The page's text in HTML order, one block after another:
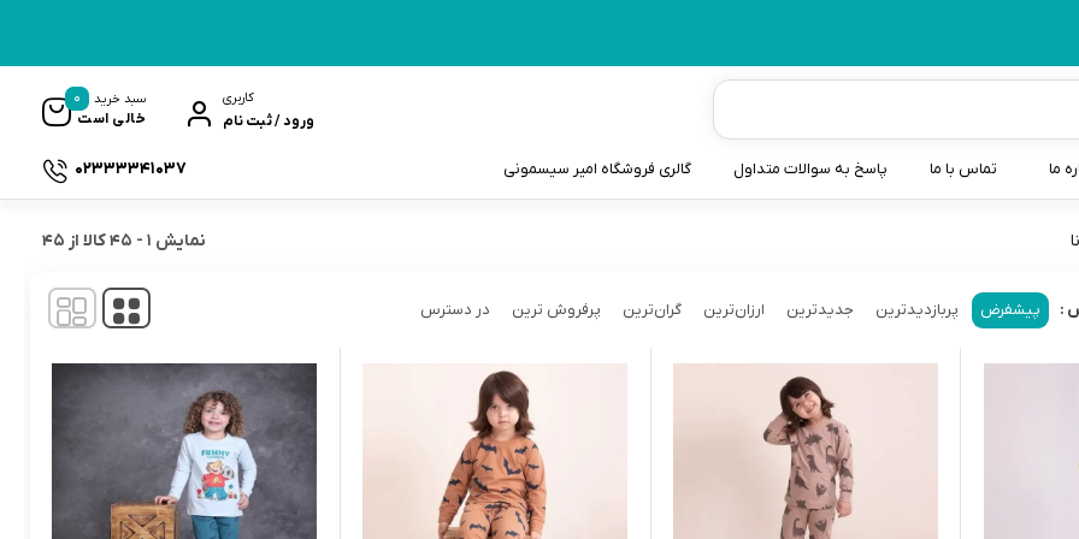
کاربری
ورود / ثبت نام
سبد خرید
خالی است
0
ما تماس با ما پاسخ به سوالات متداول گالری فروشگاه امیر سیسمونی 02333341037
نمایش 1
-
45کالا از 45
: پیشفرض پربازدیدترین جدیدترین ارزان‌ترین گران‌ترین پرفروش ترین در دسترس